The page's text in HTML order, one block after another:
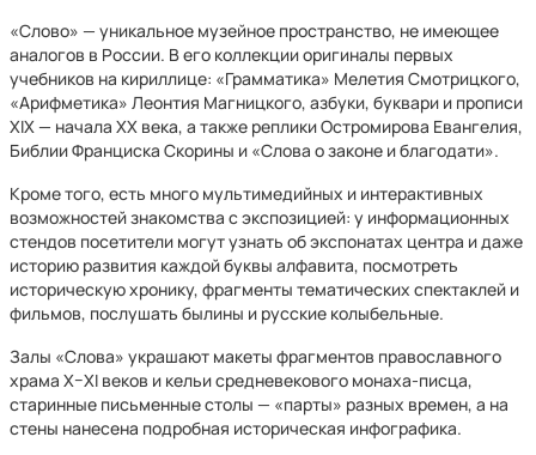
«Слово» — уникальное музейное пространство, не имеющее
аналогов в России. В его коллекции оригиналы первых
учебников на кириллице: «Грамматика» Мелетия Смотрицкого,
«Арифметика» Леонтия Магницкого, азбуки, буквари и прописи
XIX — начала XX века, а также реплики Остромирова Евангелия,
Библии Франциска Скорины и «Слова о законе и благодати».
Кроме того, есть много мультимедийных и интерактивных
возможностей знакомства с экспозицией: у информационных
стендов посетители могут узнать об экспонатах центра и даже
историю развития каждой буквы алфавита, посмотреть
историческую хронику, фрагменты тематических спектаклей и
фильмов, послушать былины и русские колыбельные.
Залы «Слова» украшают макеты фрагментов православного
храма X–XI веков и кельи средневекового монаха-писца,
старинные письменные столы — «парты» разных времен, а на
стены нанесена подробная историческая инфографика.